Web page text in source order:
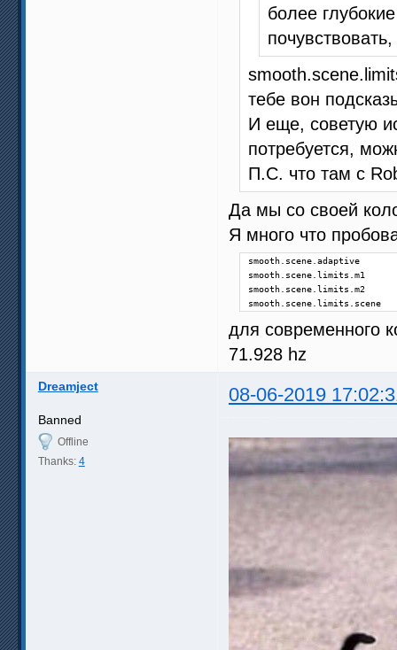
более
почувствовать,
тебе вон
И еще, советую
потребуется,
П.С. что там с
Да мы со своей
Я много что
smooth.scene.adaptive
smooth.scene.limits.m1
smooth.scene.limits.m2
для современного
71.928 hz
Dreamject 08-06-2019
Banned
Offline
Thanks: 4